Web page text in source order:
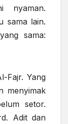
nyaman.
sama lain.
sama:
Fajr. Yang
menyimak
setor.
Adit dan